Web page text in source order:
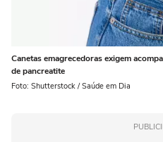
Canetas emagrecedoras exigem
de pancreatite
Foto: Shutterstock / Saúde em Dia